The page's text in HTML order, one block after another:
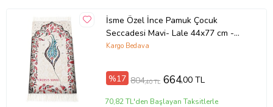
İsme Özel İnce Pamuk Çocuk
Seccadesi Mavi- Lale 44x77 cm -
180 gr - Tesbih Hediyeli
Kargo Bedava
%17 804,40 TL 664,00 TL
70,82 TL'den Başlayan Taksitlerle